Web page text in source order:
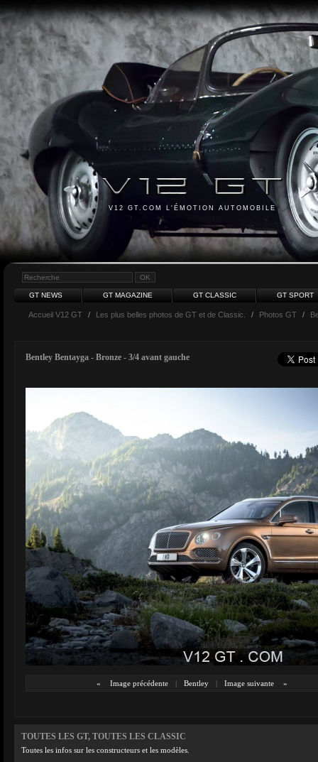
V12 GT.COM L'ÉMOTION AUTOMOBILE
GT NEWS GT MAGAZINE GT CLASSIC GT SPORT
Accueil V12 GT / Les plus belles photos de GT et de Classic. / Photos GT /
Bentley Bentayga - Bronze - 3/4 avant gauche
« Image précédente | Bentley | Image suivante »
TOUTES LES GT, TOUTES LES CLASSIC
Toutes les infos sur les constructeurs et les modèles.